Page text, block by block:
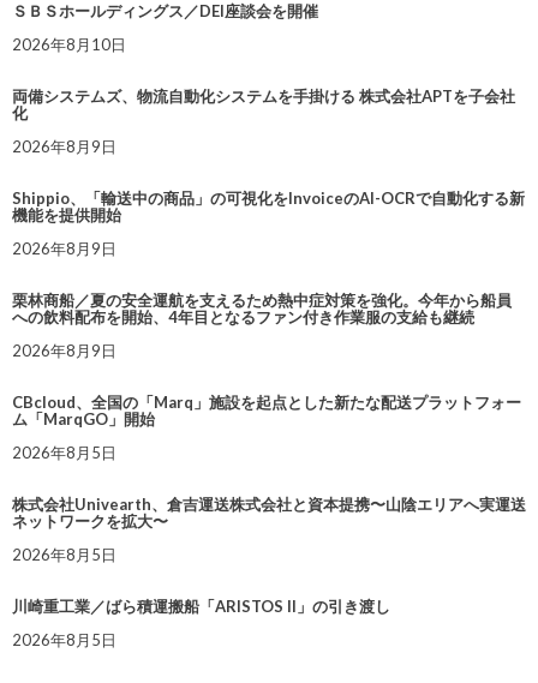
ＳＢＳホールディングス／DEI座談会を開催
2026年8月10日
両備システムズ、物流自動化システムを手掛ける 株式会社APTを子会社
化
2026年8月9日
Shippio、「輸送中の商品」の可視化をInvoiceのAI-OCRで自動化する新
機能を提供開始
2026年8月9日
栗林商船／夏の安全運航を支えるため熱中症対策を強化。今年から船員
への飲料配布を開始、4年目となるファン付き作業服の支給も継続
2026年8月9日
CBcloud、全国の「Marq」施設を起点とした新たな配送プラットフォー
ム「MarqGO」開始
2026年8月5日
株式会社Univearth、倉吉運送株式会社と資本提携〜山陰エリアへ実運送
ネットワークを拡大〜
2026年8月5日
川崎重工業／ばら積運搬船「ARISTOS II」の引き渡し
2026年8月5日